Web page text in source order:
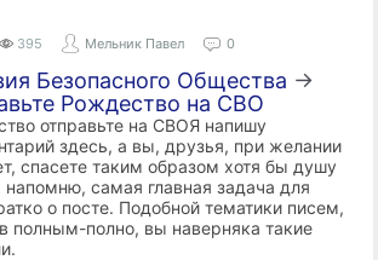
395 Мельник Павел 0
Безопасного Общества →
Рождество на СВО
отправьте на СВОЯ напишу
здесь, а вы, друзья, при желании
спасете таким образом хотя бы душу
самая главная задача для
о посте. Подобной тематики писем,
полным-полно, вы наверняка такие